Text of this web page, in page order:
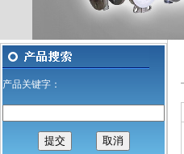
产品关键字：